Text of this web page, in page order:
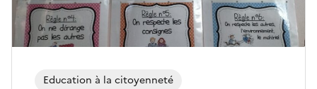
Education à la citoyenneté